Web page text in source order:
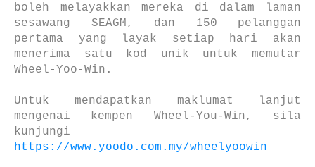
boleh melayakkan mereka di dalam laman
sesawang SEAGM, dan 150 pelanggan
pertama yang layak setiap hari akan
menerima satu kod unik untuk memutar
Wheel-Yoo-Win.
Untuk mendapatkan maklumat lanjut
mengenai kempen Wheel-You-Win, sila
kunjungi
https://www.yoodo.com.my/wheelyoowin